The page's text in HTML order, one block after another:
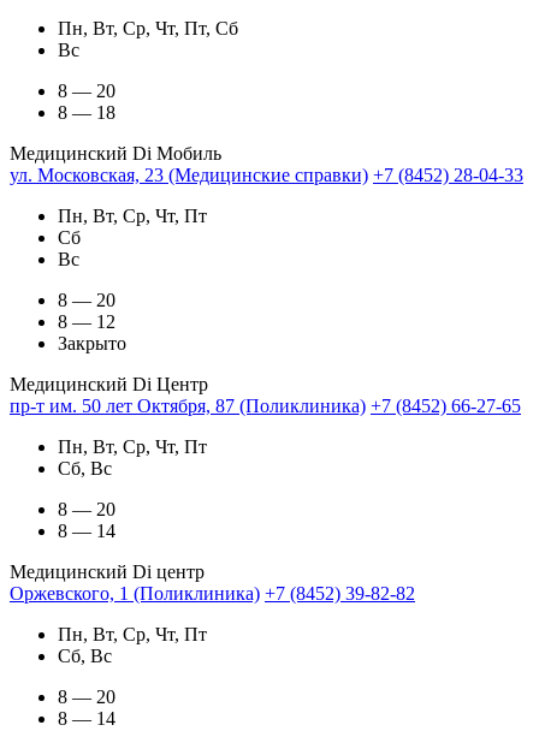
Пн, Вт, Ср, Чт, Пт, Сб
Вс
8 — 20
8 — 18
Медицинский Di Мобиль
ул. Московская, 23 (Медицинские справки) +7 (8452) 28-04-33
Пн, Вт, Ср, Чт, Пт
Сб
Вс
8 — 20
8 — 12
Закрыто
Медицинский Di Центр
пр-т им. 50 лет Октября, 87 (Поликлиника) +7 (8452) 66-27-65
Пн, Вт, Ср, Чт, Пт
Сб, Вс
8 — 20
8 — 14
Медицинский Di центр
Оржевского, 1 (Поликлиника) +7 (8452) 39-82-82
Пн, Вт, Ср, Чт, Пт
Сб, Вс
8 — 20
8 — 14